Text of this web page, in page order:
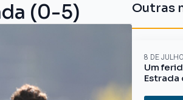
(0-5) Outras
Um
Estrada
8 DE